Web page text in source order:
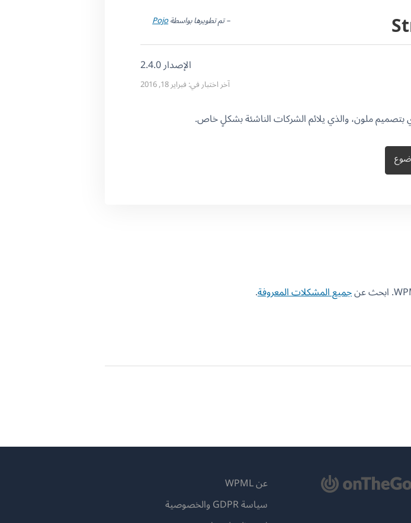
– تم تطويرها بواسطةPojo
الإصدار 2.4.0
آخر اختبار في: فبراير 18, 2016
بتصميم ملون، والذي يلائم الشركات الناشئة بشكلٍ خاص.
جميع المشكلات المعروفة.
عن WPML
سياسة GDPR والخصوصية